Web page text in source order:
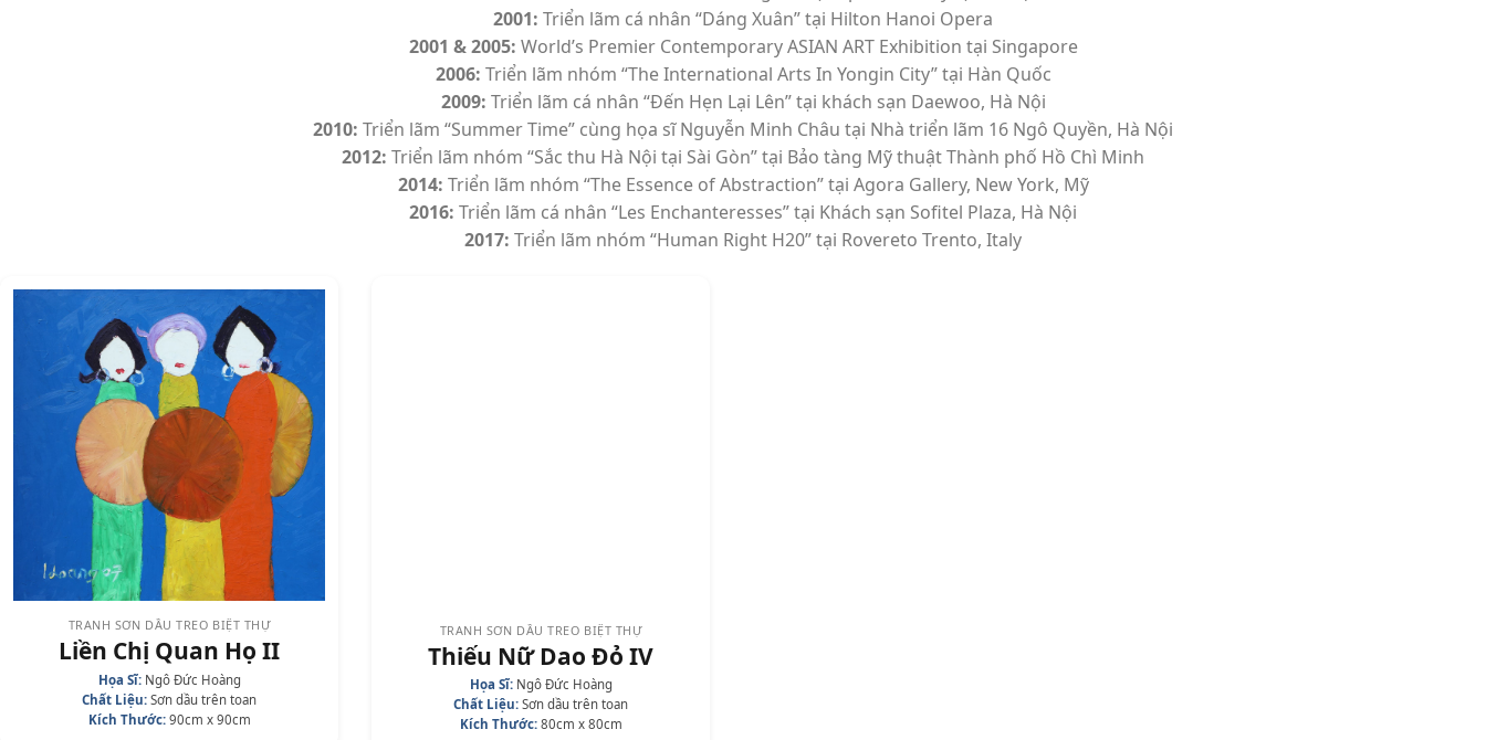
2001: Triển lãm cá nhân “Dáng Xuân” tại Hilton Hanoi Opera
2001 & 2005: World’s Premier Contemporary ASIAN ART Exhibition tại Singapore
2006: Triển lãm nhóm “The International Arts In Yongin City” tại Hàn Quốc
2009: Triển lãm cá nhân “Đến Hẹn Lại Lên” tại khách sạn Daewoo, Hà Nội
2010: Triển lãm “Summer Time” cùng họa sĩ Nguyễn Minh Châu tại Nhà triển lãm 16 Ngô Quyền, Hà Nội
2012: Triển lãm nhóm “Sắc thu Hà Nội tại Sài Gòn” tại Bảo tàng Mỹ thuật Thành phố Hồ Chì Minh
2014: Triển lãm nhóm “The Essence of Abstraction” tại Agora Gallery, New York, Mỹ
2016: Triển lãm cá nhân “Les Enchanteresses” tại Khách sạn Sofitel Plaza, Hà Nội
2017: Triển lãm nhóm “Human Right H20” tại Rovereto Trento, Italy
TRANH SƠN DẦU TREO BIỆT THỰ
Liền Chị Quan Họ II
Họa Sĩ: Ngô Đức Hoàng
Chất Liệu: Sơn dầu trên toan
Kích Thước: 90cm x 90cm
TRANH SƠN DẦU TREO BIỆT THỰ
Thiếu Nữ Dao Đỏ IV
Họa Sĩ: Ngô Đức Hoàng
Chất Liệu: Sơn dầu trên toan
Kích Thước: 80cm x 80cm